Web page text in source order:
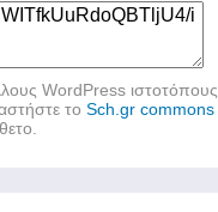
WordPress ιστοτόπους
το Sch.gr commons